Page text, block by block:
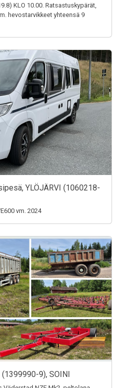
KLO 10.00. Ratsastuskypärät,
hevostarvikkeet yhteensä 9
YLÖJÄRVI (1060218-
vm. 2024
9), SOINI